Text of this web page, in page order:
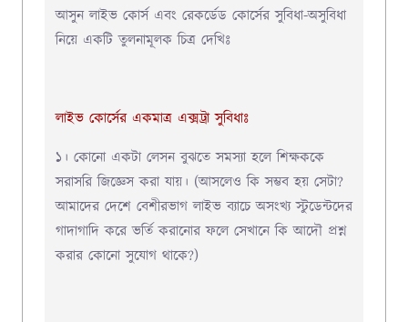
আসুন লাইভ কোর্স এবং রেকর্ডেড কোর্সের সুবিধা-অসুবিধা
নিয়ে একটি তুলনামূলক চিত্র দেখিঃ
লাইভ কোর্সের একমাত্র এক্সট্রা সুবিধাঃ
১। কোনো একটা লেসন বুঝতে সমস্যা হলে শিক্ষককে
সরাসরি জিজ্ঞেস করা যায়। (আসলেও কি সম্ভব হয় সেটা?
আমাদের দেশে বেশীরভাগ লাইভ ব্যাচে অসংখ্য স্টুডেন্টদের
গাদাগাদি করে ভর্তি করানোর ফলে সেখানে কি আদৌ প্রশ্ন
করার কোনো সুযোগ থাকে?)